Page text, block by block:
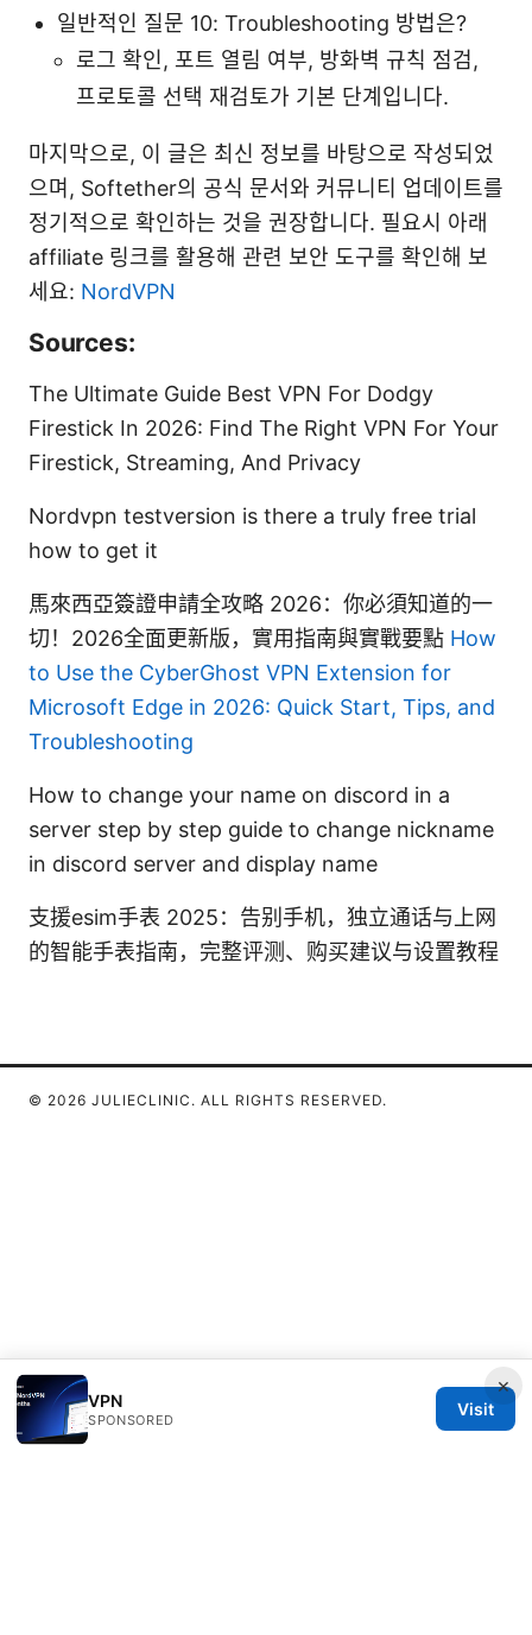
일반적인 질문 10: Troubleshooting 방법은?
로그 확인, 포트 열림 여부, 방화벽 규칙 점검,
프로토콜 선택 재검토가 기본 단계입니다.
마지막으로, 이 글은 최신 정보를 바탕으로 작성되었
으며, Softether의 공식 문서와 커뮤니티 업데이트를
정기적으로 확인하는 것을 권장합니다. 필요시 아래
affiliate 링크를 활용해 관련 보안 도구를 확인해 보
세요: NordVPN
Sources:
The Ultimate Guide Best VPN For Dodgy
Firestick In 2026: Find The Right VPN For Your
Firestick, Streaming, And Privacy
Nordvpn testversion is there a truly free trial
how to get it
馬來西亞簽證申請全攻略 2026：你必須知道的一
切！2026全面更新版，實用指南與實戰要點 How
to Use the CyberGhost VPN Extension for
Microsoft Edge in 2026: Quick Start, Tips, and
Troubleshooting
How to change your name on discord in a
server step by step guide to change nickname
in discord server and display name
支援esim手表 2025：告别手机，独立通话与上网
的智能手表指南，完整评测、购买建议与设置教程
×
VPN
SPONSORED
Visit
© 2026 JULIECLINIC. ALL RIGHTS RESERVED.